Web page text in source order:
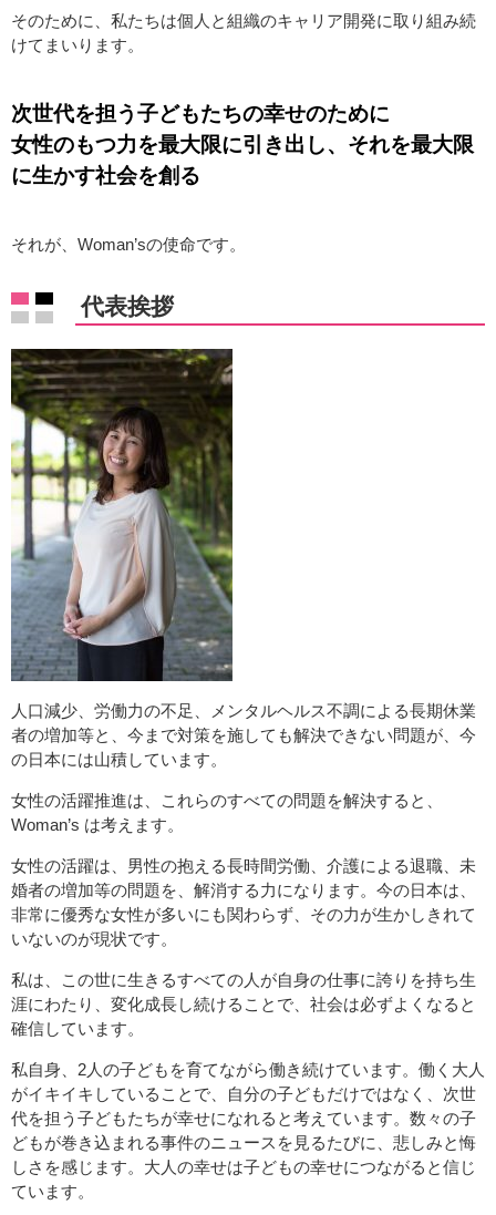
そのために、私たちは個人と組織のキャリア開発に取り組み続
けてまいります。
次世代を担う子どもたちの幸せのために
女性のもつ力を最大限に引き出し、それを最大限
に生かす社会を創る
それが、Woman’sの使命です。
代表挨拶
人口減少、労働力の不足、メンタルヘルス不調による長期休業
者の増加等と、今まで対策を施しても解決できない問題が、今
の日本には山積しています。
女性の活躍推進は、これらのすべての問題を解決すると、
Woman’s は考えます。
女性の活躍は、男性の抱える長時間労働、介護による退職、未
婚者の増加等の問題を、解消する力になります。今の日本は、
非常に優秀な女性が多いにも関わらず、その力が生かしきれて
いないのが現状です。
私は、この世に生きるすべての人が自身の仕事に誇りを持ち生
涯にわたり、変化成長し続けることで、社会は必ずよくなると
確信しています。
私自身、2人の子どもを育てながら働き続けています。働く大人
がイキイキしていることで、自分の子どもだけではなく、次世
代を担う子どもたちが幸せになれると考えています。数々の子
どもが巻き込まれる事件のニュースを見るたびに、悲しみと悔
しさを感じます。大人の幸せは子どもの幸せにつながると信じ
ています。